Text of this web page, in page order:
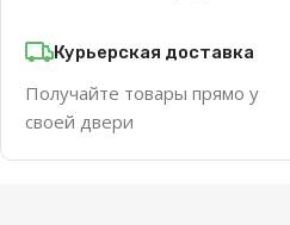
Курьерская доставка
Получайте товары прямо у
своей двери